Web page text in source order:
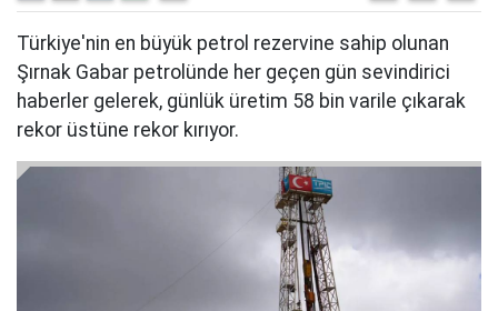
Türkiye'nin en büyük petrol rezervine sahip olunan
Şırnak Gabar petrolünde her geçen gün sevindirici
haberler gelerek, günlük üretim 58 bin varile çıkarak
rekor üstüne rekor kırıyor.